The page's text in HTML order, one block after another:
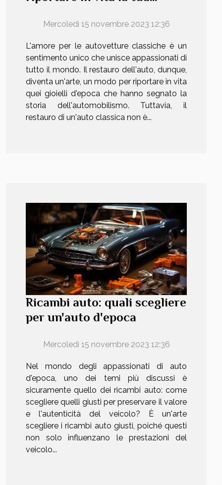
Mercoledì 15 novembre 2023 12:36
L'amore per le autovetture classiche è un
sentimento unico che unisce appassionati di
tutto il mondo. Il restauro dell'auto, dunque,
diventa un'arte, un modo per riportare in vita
quei gioielli d'epoca che hanno segnato la
storia dell'automobilismo. Tuttavia, il
restauro di un'auto classica non è...
Ricambi auto: quali scegliere
per un'auto d'epoca
Mercoledì 15 novembre 2023 12:36
Nel mondo degli appassionati di auto
d'epoca, uno dei temi più discussi è
sicuramente quello dei ricambi auto: come
scegliere quelli giusti per preservare il valore
e l'autenticità del veicolo? È un'arte
scegliere i ricambi auto giusti, poiché questi
non solo influenzano le prestazioni del
veicolo...